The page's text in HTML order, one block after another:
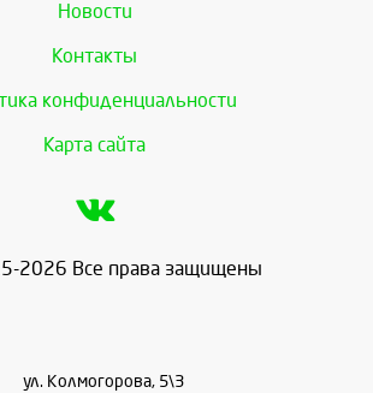
Новости
Контакты
конфиденциальности
Карта сайта
2026 Все права защищены
ул. Колмогорова, 5\3